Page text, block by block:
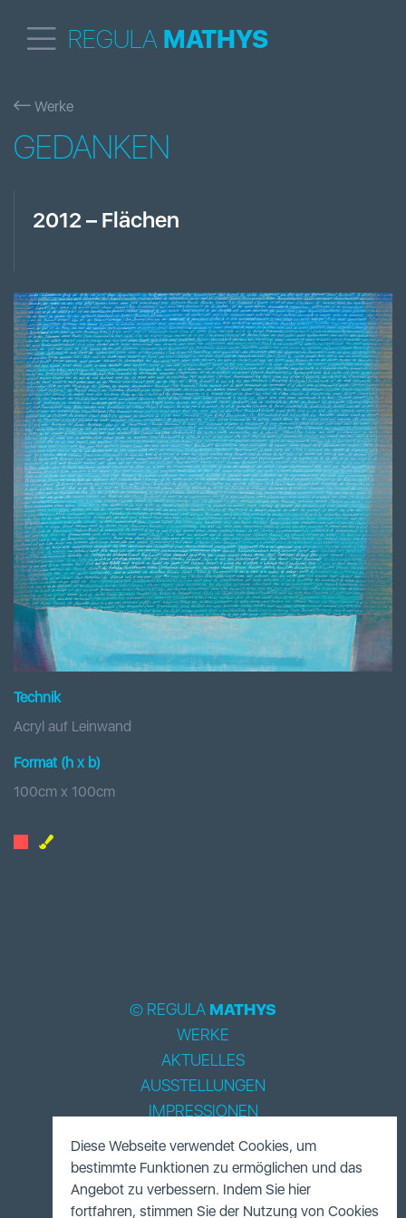
REGULA MATHYS
Werke
GEDANKEN
2012– Flächen
Technik
Acryl auf Leinwand
Format (h x b)
100cm x 100cm
© REGULA MATHYS
WERKE
AKTUELLES
AUSSTELLUNGEN
IMPRESSIONEN
BIOGRAPHIE
LITERATUR
ACCESSOIRES
FUNDUS
Diese Webseite verwendet Cookies, um
bestimmte Funktionen zu ermöglichen und das
Angebot zu verbessern. Indem Sie hier
fortfahren, stimmen Sie der Nutzung von Cookies